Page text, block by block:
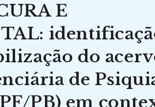
E
do
de
PB) em